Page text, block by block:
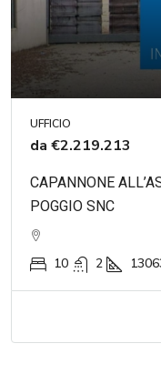
UFFICIO
da €2.219.213
CAPANNONE
POGGIO SNC
10 2